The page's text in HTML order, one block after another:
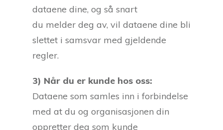
dataene dine, og så snart
du melder deg av, vil dataene dine bli
slettet i samsvar med gjeldende
regler.
3) Når du er kunde hos oss:
Dataene som samles inn i forbindelse
med at du og organisasjonen din
oppretter deg som kunde